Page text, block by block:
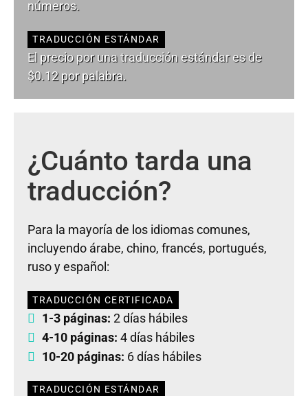
números.
TRADUCCIÓN ESTÁNDAR
El precio por una traducción estándar es de
$0.12 por palabra.
¿Cuánto tarda una
traducción?
Para la mayoría de los idiomas comunes,
incluyendo árabe, chino, francés, portugués,
ruso y español:
TRADUCCIÓN CERTIFICADA
1-3 páginas: 2 días hábiles
4-10 páginas: 4 días hábiles
10-20 páginas: 6 días hábiles
TRADUCCIÓN ESTÁNDAR